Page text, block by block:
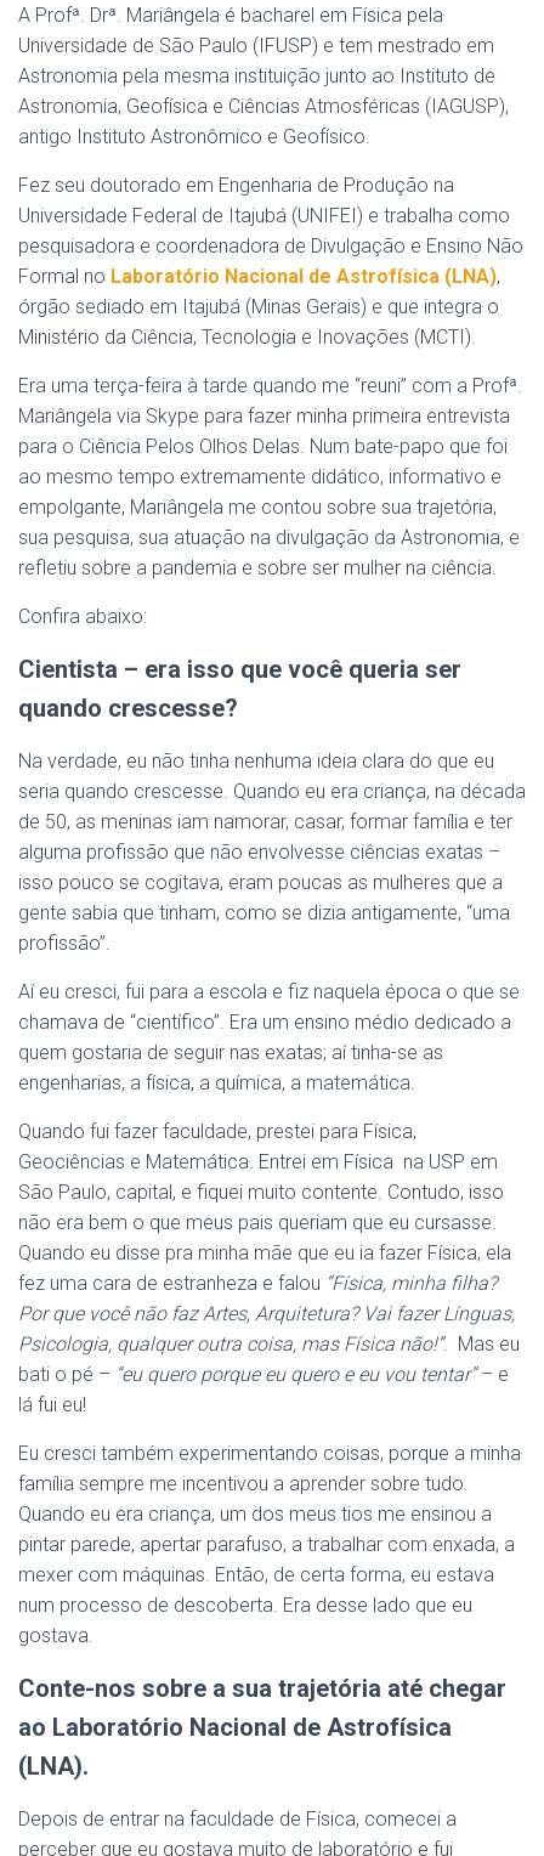
A Profª. Drª. Mariângela é bacharel em Física pela
Universidade de São Paulo (IFUSP) e tem mestrado em
Astronomia pela mesma instituição junto ao Instituto de
Astronomia, Geofísica e Ciências Atmosféricas (IAGUSP),
antigo Instituto Astronômico e Geofísico.
Fez seu doutorado em Engenharia de Produção na
Universidade Federal de Itajubá (UNIFEI) e trabalha como
pesquisadora e coordenadora de Divulgação e Ensino Não
Formal no Laboratório Nacional de Astrofísica (LNA),
órgão sediado em Itajubá (Minas Gerais) e que integra o
Ministério da Ciência, Tecnologia e Inovações (MCTI).
Era uma terça-feira à tarde quando me “reuni” com a Profª.
Mariângela via Skype para fazer minha primeira entrevista
para o Ciência Pelos Olhos Delas. Num bate-papo que foi
ao mesmo tempo extremamente didático, informativo e
empolgante, Mariângela me contou sobre sua trajetória,
sua pesquisa, sua atuação na divulgação da Astronomia, e
refletiu sobre a pandemia e sobre ser mulher na ciência.
Confira abaixo:
Cientista – era isso que você queria ser
quando crescesse?
Na verdade, eu não tinha nenhuma ideia clara do que eu
seria quando crescesse. Quando eu era criança, na década
de 50, as meninas iam namorar, casar, formar família e ter
alguma profissão que não envolvesse ciências exatas –
isso pouco se cogitava, eram poucas as mulheres que a
gente sabia que tinham, como se dizia antigamente, “uma
profissão”.
Aí eu cresci, fui para a escola e fiz naquela época o que se
chamava de “científico”. Era um ensino médio dedicado a
quem gostaria de seguir nas exatas; aí tinha-se as
engenharias, a física, a química, a matemática.
Quando fui fazer faculdade, prestei para Física,
Geociências e Matemática. Entrei em Física na USP em
São Paulo, capital, e fiquei muito contente. Contudo, isso
não era bem o que meus pais queriam que eu cursasse.
Quando eu disse pra minha mãe que eu ia fazer Física, ela
fez uma cara de estranheza e falou “Física, minha filha?
Por que você não faz Artes, Arquitetura? Vai fazer Línguas,
Psicologia, qualquer outra coisa, mas Física não!”. Mas eu
bati o pé – “eu quero porque eu quero e eu vou tentar”– e
lá fui eu!
Eu cresci também experimentando coisas, porque a minha
família sempre me incentivou a aprender sobre tudo.
Quando eu era criança, um dos meus tios me ensinou a
pintar parede, apertar parafuso, a trabalhar com enxada, a
mexer com máquinas. Então, de certa forma, eu estava
num processo de descoberta. Era desse lado que eu
gostava.
Conte-nos sobre a sua trajetória até chegar
ao Laboratório Nacional de Astrofísica
(LNA).
Depois de entrar na faculdade de Física, comecei a
perceber que eu gostava muito de laboratório e fui